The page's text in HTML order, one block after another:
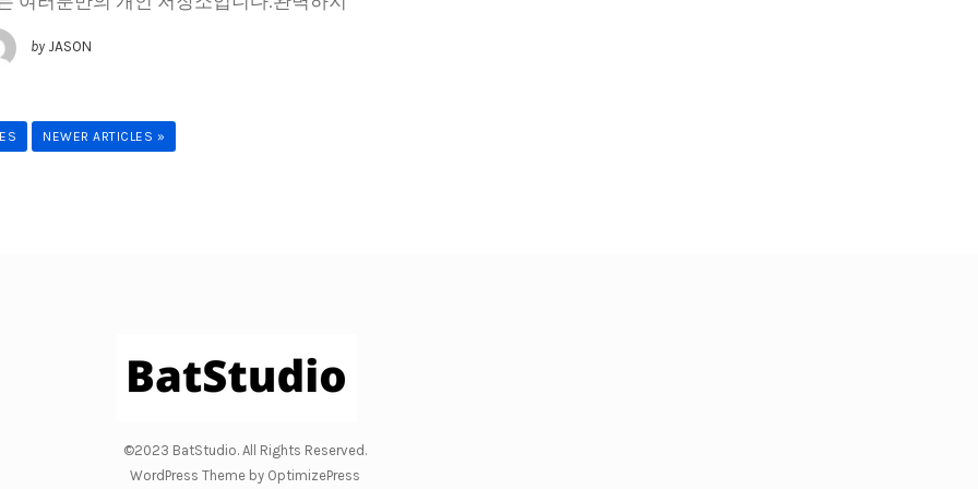
by JASON
NEWER ARTICLES »
©2023 BatStudio. All Rights Reserved.
WordPress Theme by OptimizePress